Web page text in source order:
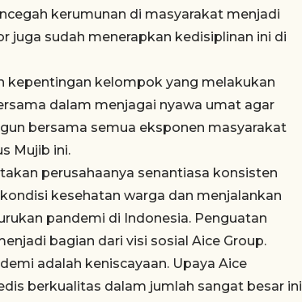
kerumunan di masyarakat menjadi
juga sudah menerapkan kedisiplinan ini di
kepentingan kelompok yang melakukan
dalam menjagai nyawa umat agar
bersama semua eksponen masyarakat
Mujib ini.
perusahaanya senantiasa konsisten
kesehatan warga dan menjalankan
pandemi di Indonesia. Penguatan
bagian dari visi sosial Aice Group.
adalah keniscayaan. Upaya Aice
berkualitas dalam jumlah sangat besar ini